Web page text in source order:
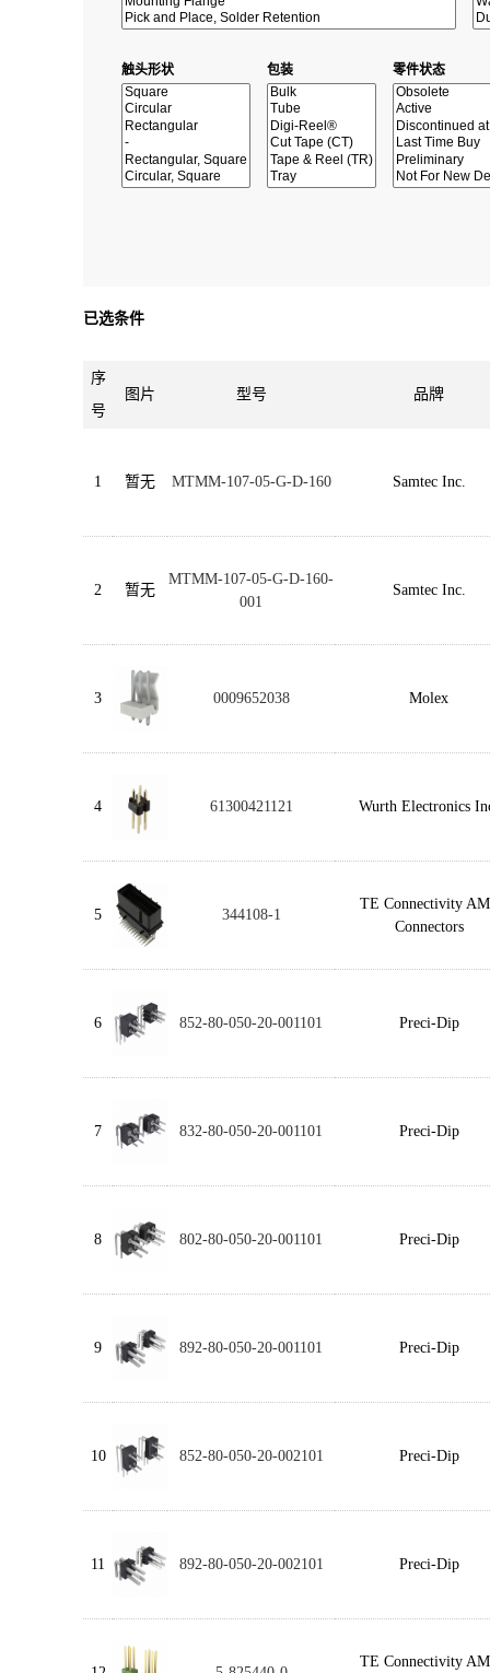
触头形状 包装 零件状态
已选条件
序
号
图片 型号 品牌
1 暂无 MTMM-107-05-G-D-160 Samtec Inc.
2 暂无
MTMM-107-05-G-D-160-
001
Samtec Inc.
3 0009652038 Molex
4 61300421121 Wurth Electronics
5 344108-1
TE Connectivity
Connectors
6 852-80-050-20-001101 Preci-Dip
7 832-80-050-20-001101 Preci-Dip
8 802-80-050-20-001101 Preci-Dip
9 892-80-050-20-001101 Preci-Dip
10 852-80-050-20-002101 Preci-Dip
11 892-80-050-20-002101 Preci-Dip
TE Connectivity